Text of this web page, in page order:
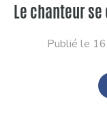
Le chanteur
Publié le